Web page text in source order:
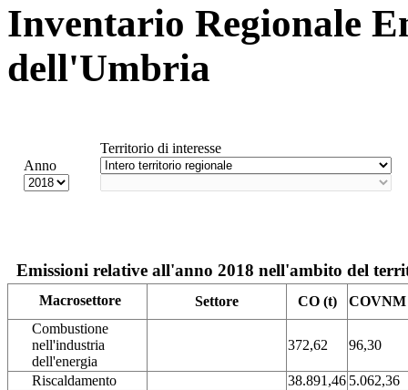
Inventario Regionale
dell'Umbria
Anno
Territorio di interesse
Emissioni relative all'anno 2018 nell'ambito del
Macrosettore Settore CO (t)
COVNM
Combustione
nell'industria
dell'energia
372,62 96,30
Riscaldamento 38.891,46 5.062,36